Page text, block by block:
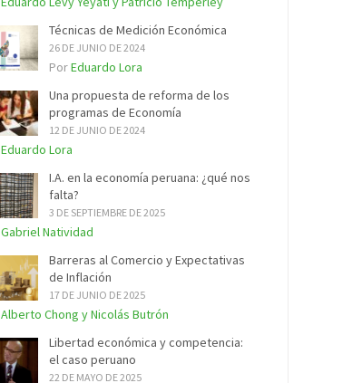
Técnicas de Medición Económica
26 DE JUNIO DE 2024
PorEduardo Lora
Una propuesta de reforma de los
programas de Economía
12 DE JUNIO DE 2024
Eduardo Lora
I.A. en la economía peruana: ¿qué nos
falta?
3 DE SEPTIEMBRE DE 2025
Gabriel Natividad
Barreras al Comercio y Expectativas
de Inflación
17 DE JUNIO DE 2025
Alberto Chong y Nicolás Butrón
Libertad económica y competencia:
el caso peruano
22 DE MAYO DE 2025